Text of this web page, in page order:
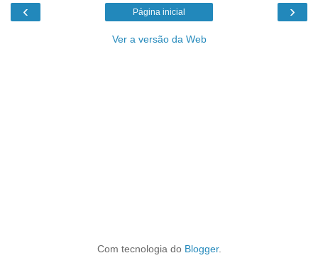
‹ ›
Página inicial
Ver a versão da Web
Com tecnologia do Blogger.